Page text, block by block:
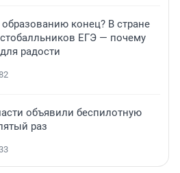
конец? В стране
стобалльников ЕГЭ — почему
радости
объявили беспилотную
раз